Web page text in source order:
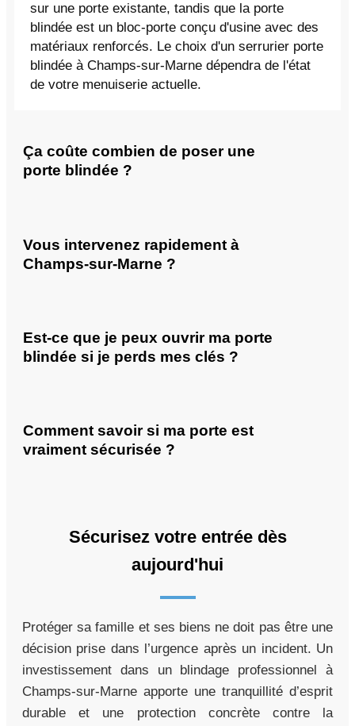
sur une porte existante, tandis que la porte
blindée est un bloc-porte conçu d'usine avec des
matériaux renforcés. Le choix d'un serrurier porte
blindée à Champs-sur-Marne dépendra de l'état
de votre menuiserie actuelle.
Ça coûte combien de poser une
porte blindée ?
Vous intervenez rapidement à
Champs-sur-Marne ?
Est-ce que je peux ouvrir ma porte
blindée si je perds mes clés ?
Comment savoir si ma porte est
vraiment sécurisée ?
Sécurisez votre entrée dès
aujourd'hui
Protéger sa famille et ses biens ne doit pas être une
décision prise dans l’urgence après un incident. Un
investissement dans un blindage professionnel à
Champs-sur-Marne apporte une tranquillité d’esprit
durable et une protection concrète contre la